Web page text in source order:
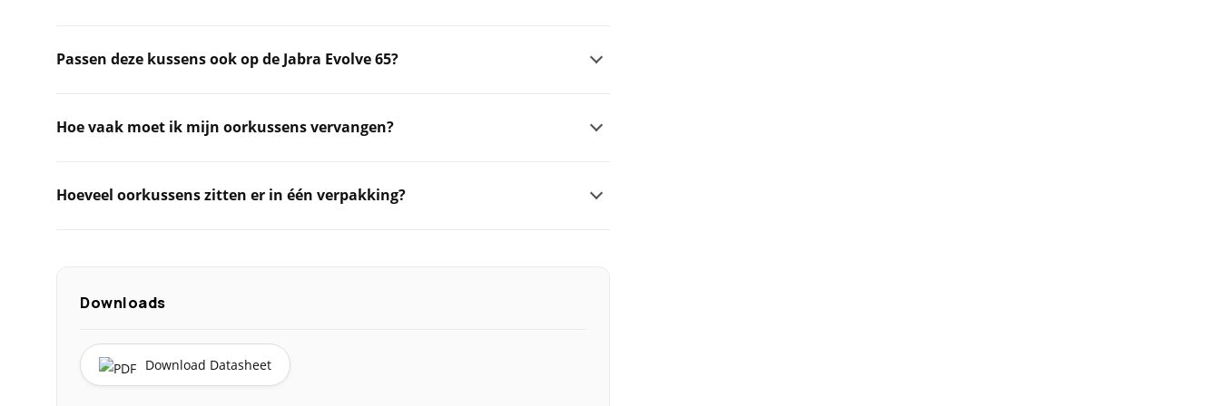
Passen deze kussens ook op de Jabra Evolve 65?
Hoe vaak moet ik mijn oorkussens vervangen?
Hoeveel oorkussens zitten er in één verpakking?
Downloads
Download Datasheet